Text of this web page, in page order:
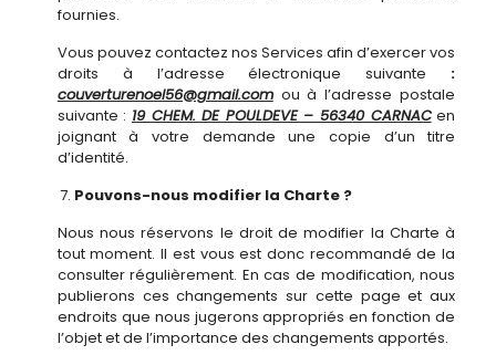
fournies.
Vous pouvez contactez nos Services afin d’exercer vos
droits à l’adresse électronique suivante :
couverturenoel56@gmail.comou à l’adresse postale
suivante : 19 CHEM. DE POULDEVE – 56340 CARNACen
joignant à votre demande une copie d’un titre
d’identité.
Pouvons-nous modifier la Charte ?
Nous nous réservons le droit de modifier la Charte à
tout moment. Il est vous est donc recommandé de la
consulter régulièrement. En cas de modification, nous
publierons ces changements sur cette page et aux
endroits que nous jugerons appropriés en fonction de
l’objet et de l’importance des changements apportés.